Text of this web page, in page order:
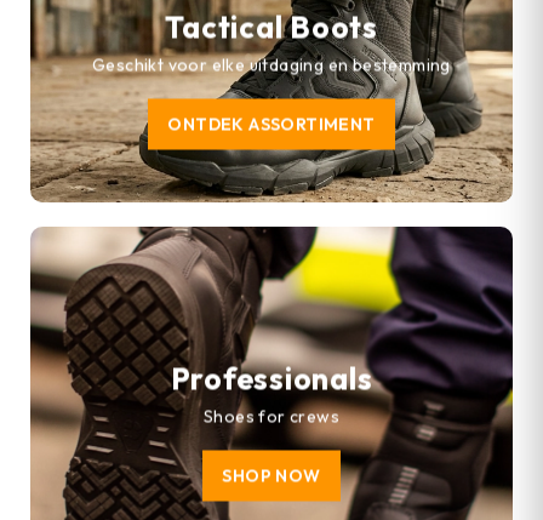
Tactical Boots
Geschikt voor elke uitdaging en bestemming
ONTDEK ASSORTIMENT
Professionals
Shoes for crews
SHOP NOW